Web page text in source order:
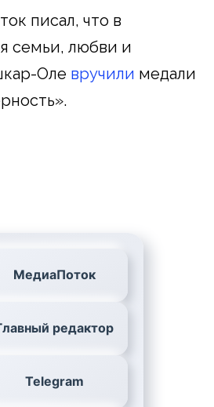
писал, что в
семьи, любви и
Оле вручили медали
МедиаПоток
редактор
Telegram